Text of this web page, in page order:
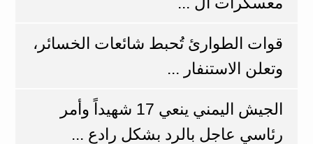
​قوات الطوارئ تُحبط شائعات الخسائر،
وتعلن الاستنفار ...
الجيش اليمني ينعي 17 شهيداً وأمر
رئاسي عاجل بالرد بشكل رادع ...